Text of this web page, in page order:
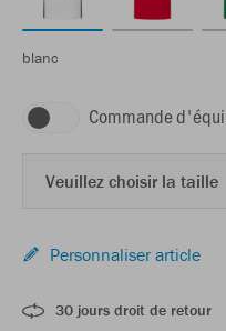
blanc
Commande
Veuillez choisir la taille
Personnaliser article
30 jours droit de retour